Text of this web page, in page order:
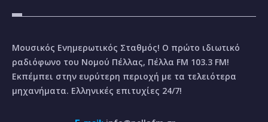
Μουσικός Ενημερωτικός Σταθμός! Ο πρώτο ιδιωτικό
ραδιόφωνο του Νομού Πέλλας, Πέλλα FM 103.3 FM!
Εκπέμπει στην ευρύτερη περιοχή με τα τελειότερα
μηχανήματα. Ελληνικές επιτυχίες 24/7!